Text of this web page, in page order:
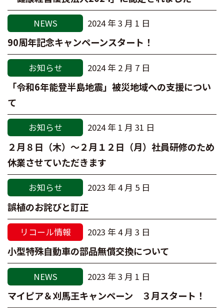
NEWS 2024 年 3 月 1 日
90周年記念キャンペーンスタート！
お知らせ 2024 年 2 月 7 日
「令和6年能登半島地震」被災地域への支援につい
て
お知らせ 2024 年 1 月 31 日
２月８日（木）～２月１２日（月）社員研修のため
休業させていただきます
お知らせ 2023 年 4 月 5 日
誤植のお詫びと訂正
リコール情報 2023 年 4 月 3 日
小型特殊自動車の部品無償交換について
NEWS 2023 年 3 月 1 日
マイピア＆刈馬王キャンペーン ３月スタート！